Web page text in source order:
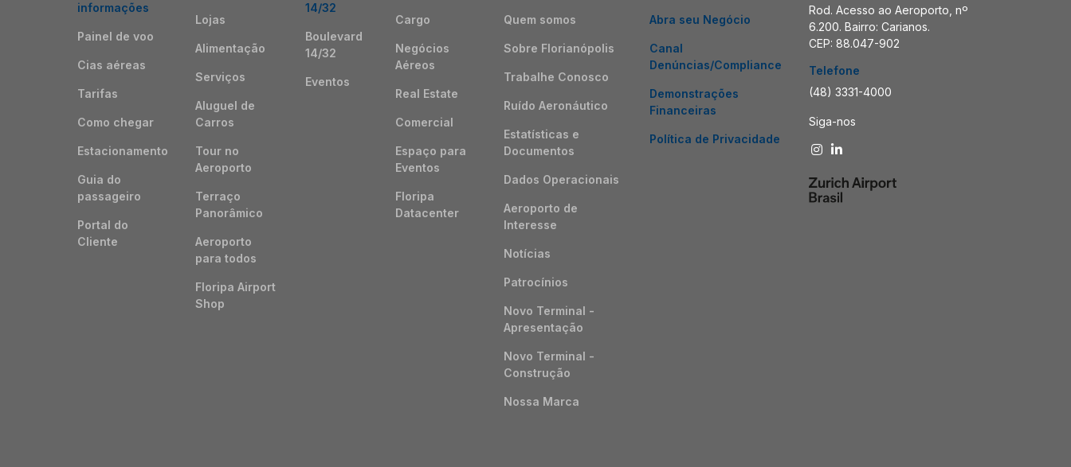
informações
Painel de voo
Cias aéreas
Tarifas
Como chegar
Estacionamento
Guia do
passageiro
Portal do
Cliente
Lojas
Alimentação
Serviços
Aluguel de
Carros
Tour no
Aeroporto
Terraço
Panorâmico
Aeroporto
para todos
Floripa Airport
Shop
14/32
Boulevard
14/32
Eventos
Cargo
Negócios
Aéreos
Real Estate
Comercial
Espaço para
Eventos
Floripa
Datacenter
Quem somos
Sobre Florianópolis
Trabalhe Conosco
Ruído Aeronáutico
Estatísticas e
Documentos
Dados Operacionais
Aeroporto de
Interesse
Notícias
Patrocínios
Novo Terminal -
Apresentação
Novo Terminal -
Construção
Nossa Marca
Abra seu Negócio
Canal
Denúncias/Compliance
Demonstrações
Financeiras
Política de Privacidade
Rod. Acesso ao Aeroporto, nº
6.200. Bairro: Carianos.
CEP: 88.047-902
Telefone
(48) 3331-4000
Siga-nos